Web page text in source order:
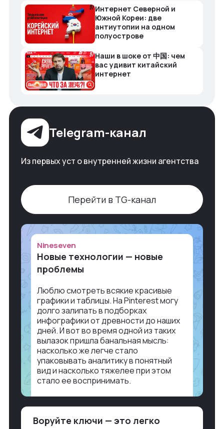
Интернет Северной и
Южной Кореи: две
антиутопии на одном
полуострове
Наши в шоке от 中国: чем
вас удивит китайский
интернет
Telegram-канал
Из первых уст о внутренней жизни агентства
Перейти в TG-канал
Nineseven
Новые технологии — новые
проблемы
Люблю смотреть всякие красивые
графики и таблицы. На Pinterest могу
долго залипать в подборках
инфографики от древности до наших
дней. И вот во время одной из таких
вылазок пришла банальная мысль:
насколько же легче стало
упаковывать аналитику в понятный
вид и насколько тяжелее при этом
стало ее воспринимать.
Объясню в разрезе нашей работы.
Чтобы создать дашборд со всякой
аналитикой лет 15 назад, нужно было:
Воруйте ключи — это легко